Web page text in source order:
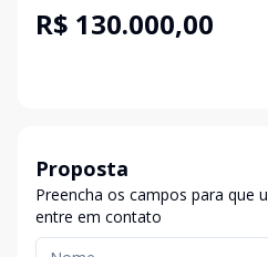
R$ 130.000,00
Proposta
Preencha os campos para que
entre em contato